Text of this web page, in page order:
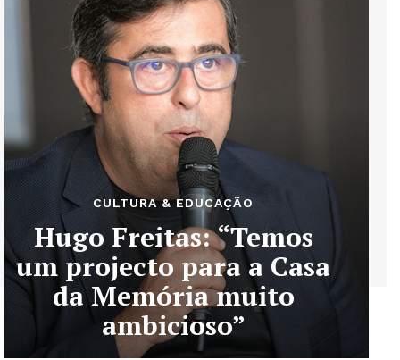
CULTURA & EDUCAÇÃO
Hugo Freitas: “Temos
um projecto para a Casa
da Memória muito
ambicioso”